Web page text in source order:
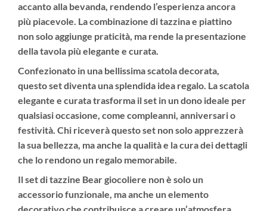
accanto alla bevanda, rendendo l’esperienza ancora
più piacevole. La combinazione di tazzina e piattino
non solo aggiunge praticità, ma rende la presentazione
della tavola più elegante e curata.
Confezionato in una bellissima scatola decorata,
questo set diventa unasplendida idea regalo. La scatola
elegante e curata trasforma il set in un dono ideale per
qualsiasi occasione, come compleanni, anniversari o
festività. Chi riceverà questo set non solo apprezzerà
la sua bellezza, ma anche la qualità e la cura dei dettagli
che lo rendono un regalo memorabile.
Il set di tazzine Bear giocoliere non è solo un
accessorio funzionale, ma anche un elemento